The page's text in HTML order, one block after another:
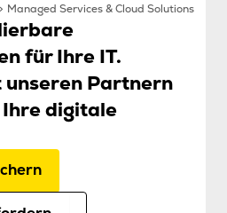
Managed Services & Cloud Solutions
für Ihre IT.
unseren Partnern
digitale